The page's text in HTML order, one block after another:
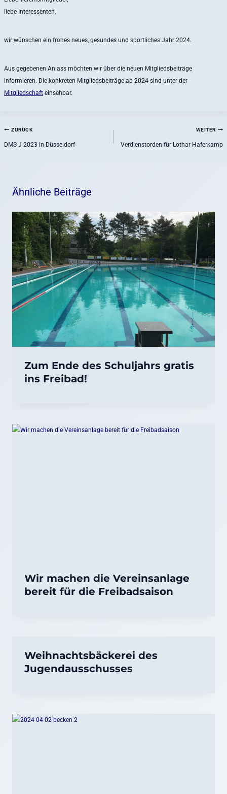
liebe Interessenten,
wir wünschen ein frohes neues, gesundes und sportliches Jahr 2024.
Aus gegebenen Anlass möchten wir über die neuen Mitgliedsbeiträge
informieren. Die konkreten Mitgliedsbeiträge ab 2024 sind unter der
Mitgliedschaft einsehbar.
Beitragsnavigation
ZURÜCK
DMS-J 2023 in Düsseldorf
WEITER
Verdienstorden für Lothar Haferkamp
Ähnliche Beiträge
Zum Ende des Schuljahrs gratis
ins Freibad!
Wir machen die Vereinsanlage
bereit für die Freibadsaison
Weihnachtsbäckerei des
Jugendausschusses